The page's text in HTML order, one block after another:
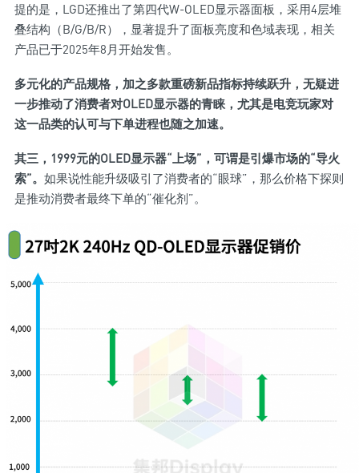
提的是，LGD还推出了第四代W-OLED显示器面板，采用4层堆
叠结构（B/G/B/R），显著提升了面板亮度和色域表现，相关
产品已于2025年8月开始发售。
多元化的产品规格，加之多款重磅新品指标持续跃升，无疑进
一步推动了消费者对OLED显示器的青睐，尤其是电竞玩家对
这一品类的认可与下单进程也随之加速。
其三，1999元的OLED显示器“上场”，可谓是引爆市场的“导火
索”。 如果说性能升级吸引了消费者的“眼球”，那么价格下探则
是推动消费者最终下单的“催化剂”。